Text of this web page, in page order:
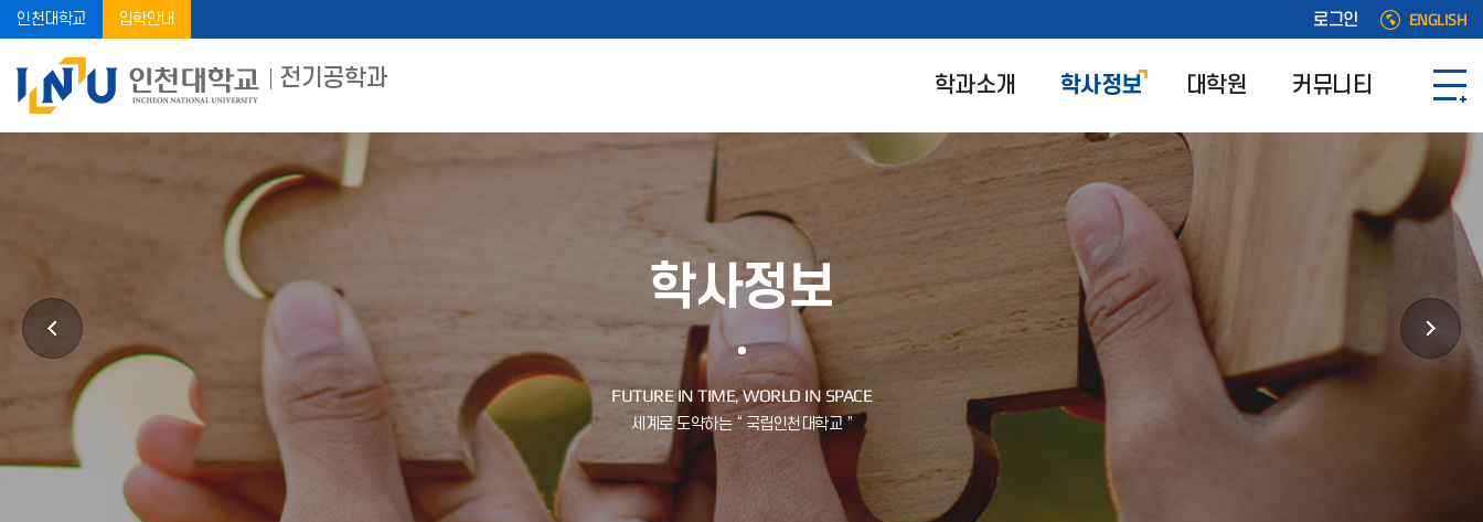
인천대학교 입학안내 로그인 ENGLISH
전기공학과 학과소개 학사정보 대학원 커뮤니티
학사정보